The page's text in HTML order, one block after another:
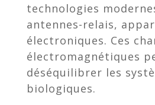
technologies
antennes-relais,
électroniques. Ces
électromagnétiques
déséquilibrer les
biologiques.